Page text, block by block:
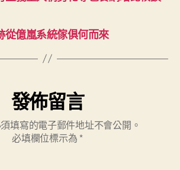
從億嵐系統傢俱何而來
發佈留言
填寫的電子郵件地址不會公開。
必填欄位標示為 *